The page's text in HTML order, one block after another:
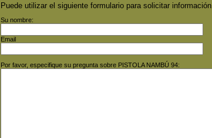
Puede utilizar el siguiente formulario para solicitar información.
Su nombre:
Email
Por favor, especifique su pregunta sobre PISTOLA NAMBÚ 94: